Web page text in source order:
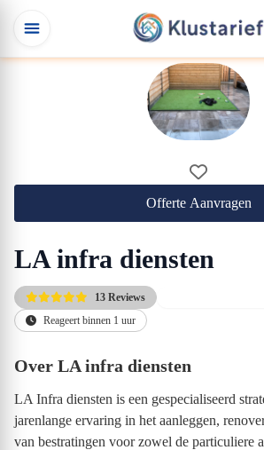
Offerte Aanvragen
LA infra diensten
13 Reviews
Reageert binnen 1 uur
Over LA infra diensten
LA Infra diensten is een gespecialiseerd
jarenlange ervaring in het aanleggen,
van bestratingen voor zowel de particuliere